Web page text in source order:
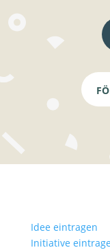
Idee eintragen
Initiative